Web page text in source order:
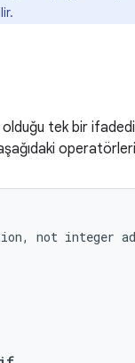
tek bir
not integer